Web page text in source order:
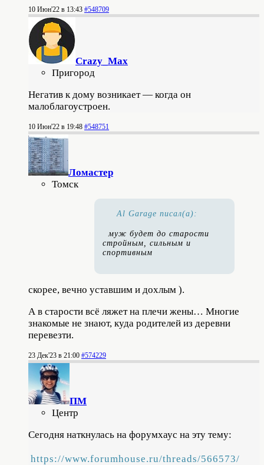
10 Июн'22 в 13:43 #548709
Crazy_Max
Пригород
Негатив к дому возникает — когда он
малоблагоустроен.
10 Июн'22 в 19:48 #548751
Ломастер
Томск
Al Garage писал(а):
муж будет до старости
стройным, сильным и
спортивным
скорее, вечно уставшим и дохлым ).
А в старости всё ляжет на плечи жены… Многие
знакомые не знают, куда родителей из деревни
перевезти.
23 Дек'23 в 21:00 #574229
ПМ
Центр
Сегодня наткнулась на форумхаус на эту тему:
https://www.forumhouse.ru/threads/566573/